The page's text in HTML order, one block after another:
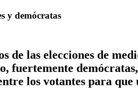
y demócratas
las elecciones de
fuertemente
los votantes para